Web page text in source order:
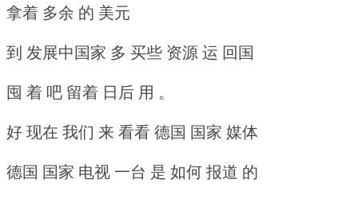
拿着 多余 的 美元
到 发展中国家 多 买些 资源 运 回国
囤 着 吧 留着 日后 用 。
好 现在 我们 来 看看 德国 国家 媒体
德国 国家 电视 一台 是 如何 报道 的